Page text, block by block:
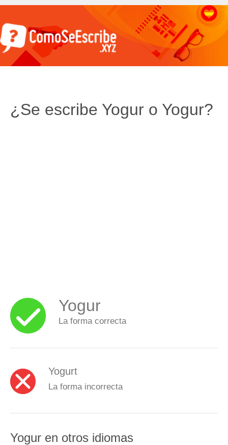
¿Se escribe Yogur o Yogur?
Yogur
La forma correcta
Yogurt
La forma incorrecta
Yogur en otros idiomas